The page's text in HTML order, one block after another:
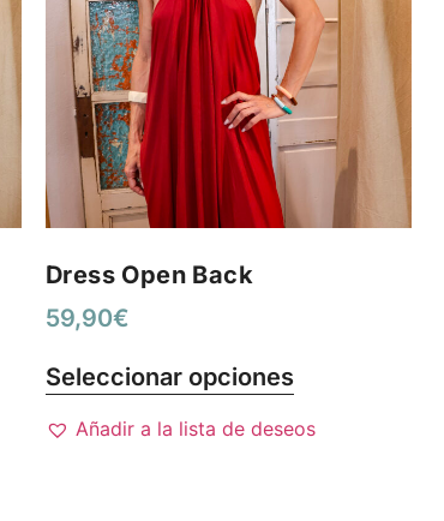
Dress Open Back
59,90€
Seleccionar opciones
Añadir a la lista de deseos